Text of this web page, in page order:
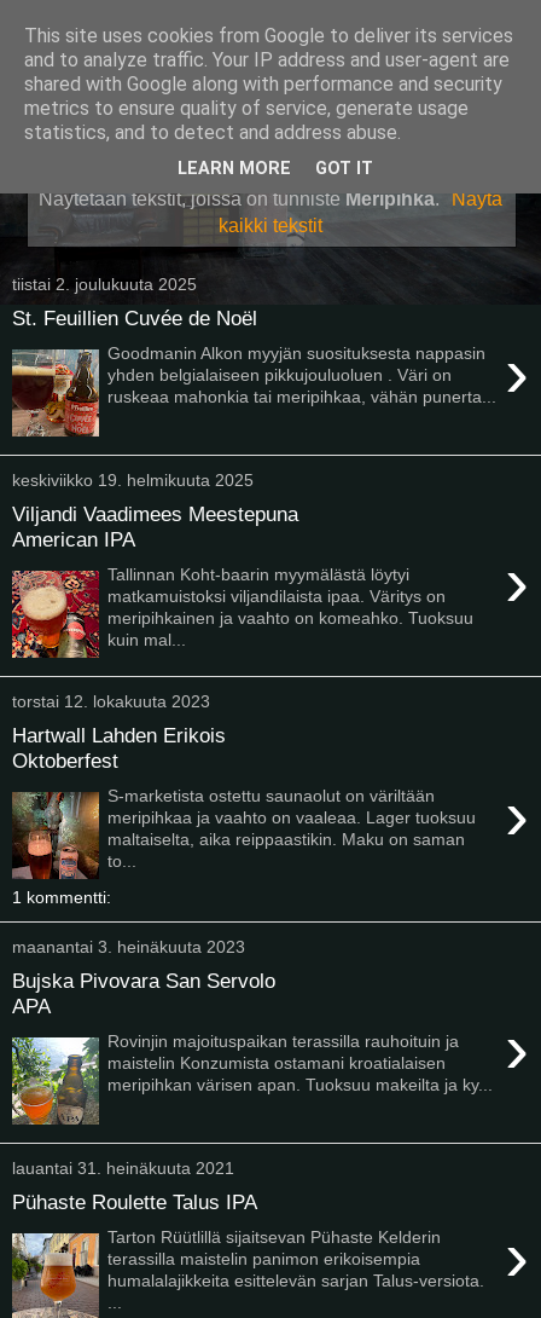
Pullollinen
Näytetään tekstit, joissa on tunniste Meripihka.
Näytä
kaikki tekstit
tiistai 2. joulukuuta 2025
St. Feuillien Cuvée de Noël
›
Goodmanin Alkon myyjän suosituksesta nappasin
yhden belgialaiseen pikkujouluoluen . Väri on
ruskeaa mahonkia tai meripihkaa, vähän punerta...
keskiviikko 19. helmikuuta 2025
Viljandi Vaadimees Meestepuna
American IPA
›
Tallinnan Koht-baarin myymälästä löytyi
matkamuistoksi viljandilaista ipaa. Väritys on
meripihkainen ja vaahto on komeahko. Tuoksuu
kuin mal...
torstai 12. lokakuuta 2023
Hartwall Lahden Erikois
Oktoberfest
›
S-marketista ostettu saunaolut on väriltään
meripihkaa ja vaahto on vaaleaa. Lager tuoksuu
maltaiselta, aika reippaastikin. Maku on saman
to...
1 kommentti:
maanantai 3. heinäkuuta 2023
Bujska Pivovara San Servolo
APA
›
Rovinjin majoituspaikan terassilla rauhoituin ja
maistelin Konzumista ostamani kroatialaisen
meripihkan värisen apan. Tuoksuu makeilta ja ky...
lauantai 31. heinäkuuta 2021
Pühaste Roulette Talus IPA
›
Tarton Rüütlillä sijaitsevan Pühaste Kelderin
terassilla maistelin panimon erikoisempia
humalalajikkeita esittelevän sarjan Talus-versiota.
This site uses cookies from Google to deliver its services
and to analyze traffic. Your IP address and user-agent are
shared with Google along with performance and security
metrics to ensure quality of service, generate usage
statistics, and to detect and address abuse.
LEARN MORE GOT IT